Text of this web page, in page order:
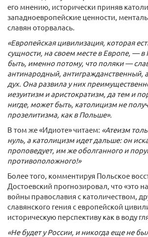
его мнению, исторически приняв
западноевропейские ценности,
славян оторвалась.
«Европейская цивилизация, которая
сущности, на своем месте в Европе, —
быть, именно потому, что поляки —
антинародный, антигражданственный,
дух. Она развила у них
иезуитизм и аристократизм, да тем и
нигде, может быть, католицизм не
прозелитизма, как в Польше».
В том же «Идиоте» читаем: «Атеизм
нуль, а католицизм идет дальше: он
проповедует, им же оболганного и
противоположного!»
Более того, комментируя Польское
Достоевский прогнозировал, что «это
войны православия с католичеством,
славянского гения с европейской
историческую перспективу как в воду
«Не будет у России, и никогда еще не